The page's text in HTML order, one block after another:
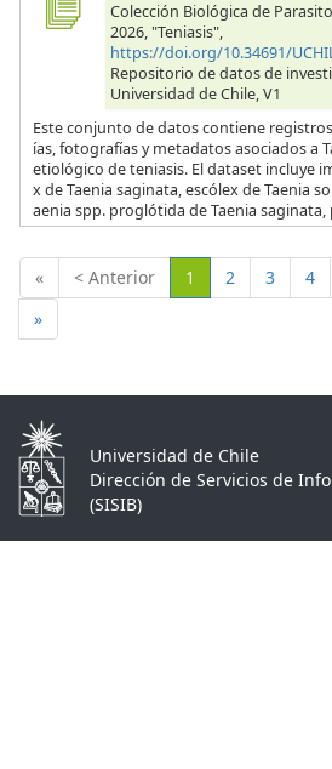
Colección Biológica de
2026, "Teniasis",
https://doi.org/10.34691/
Repositorio de datos de
Universidad de Chile, V1
Este conjunto de datos contiene
ías, fotografías y metadatos asociados a
etiológico de teniasis. El dataset incluye
x de Taenia saginata, escólex de Taenia
aenia spp. proglótida de Taenia saginata,
« < Anterior 1 (Actual)
2 3 4
»
Universidad de Chile
Dirección de Servicios de
(SISIB)